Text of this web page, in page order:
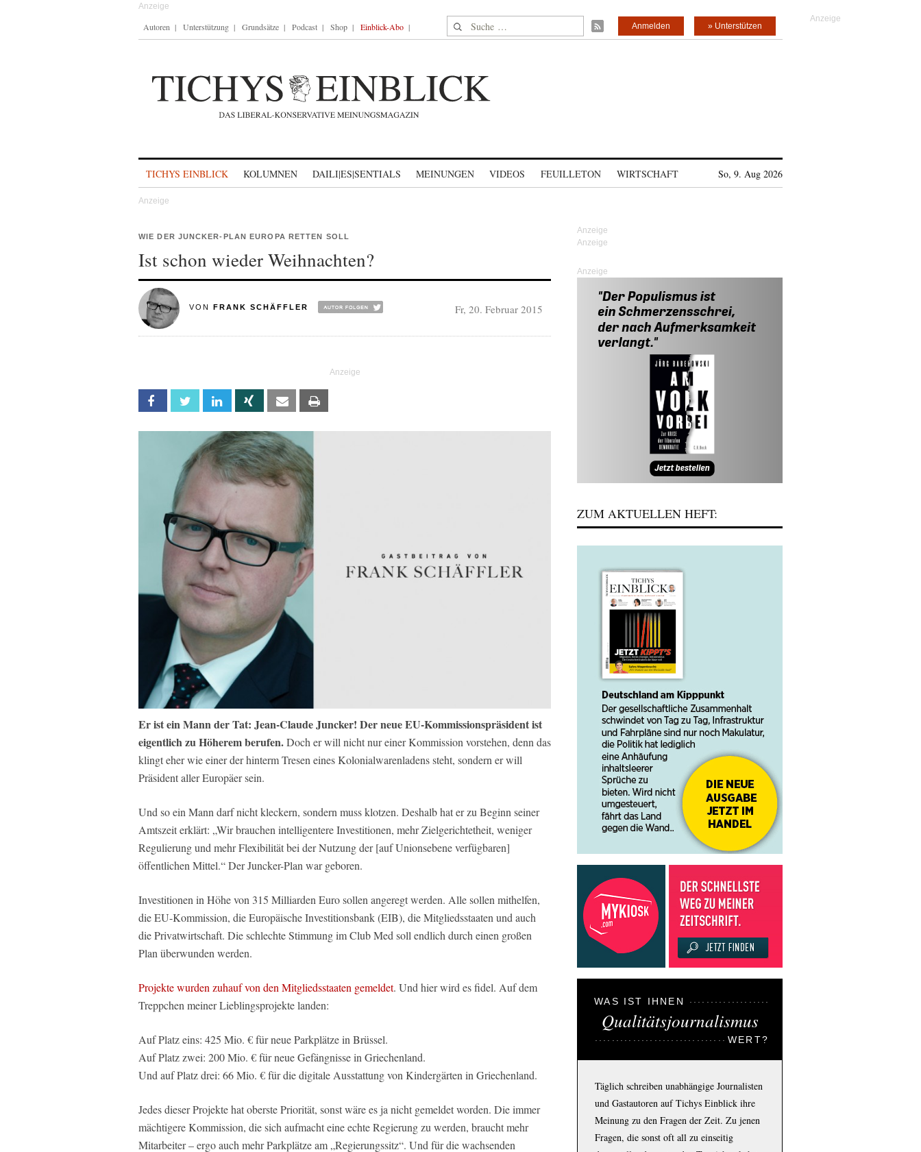
Autoren Unterstützung Grundsätze Podcast Shop Einblick-Abo Suche nach: » Unterstützen
Anmelden
TICHYS EINBLICK KOLUMNEN DAILI|ES|SENTIALS MEINUNGEN VIDEOS FEUILLETON WIRTSCHAFT So, 9. Aug 2026
WIE DER JUNCKER-PLAN EUROPA RETTEN SOLL
Ist schon wieder Weihnachten?
VON FRANK SCHÄFFLER Fr, 20. Februar 2015
Facebook Twitter Linkedin Xing Email
Er ist ein Mann der Tat: Jean-Claude Juncker! Der neue EU-Kommissionspräsident ist
eigentlich zu Höherem berufen.Doch er will nicht nur einer Kommission vorstehen, denn das
klingt eher wie einer der hinterm Tresen eines Kolonialwarenladens steht, sondern er will
Präsident aller Europäer sein.
Und so ein Mann darf nicht kleckern, sondern muss klotzen. Deshalb hat er zu Beginn seiner
Amtszeit erklärt: „Wir brauchen intelligentere Investitionen, mehr Zielgerichtetheit, weniger
Regulierung und mehr Flexibilität bei der Nutzung der [auf Unionsebene verfügbaren]
öffentlichen Mittel.“ Der Juncker-Plan war geboren.
Investitionen in Höhe von 315 Milliarden Euro sollen angeregt werden. Alle sollen mithelfen,
die EU-Kommission, die Europäische Investitionsbank (EIB), die Mitgliedsstaaten und auch
die Privatwirtschaft. Die schlechte Stimmung im Club Med soll endlich durch einen großen
Plan überwunden werden.
Projekte wurden zuhauf von den Mitgliedsstaaten gemeldet. Und hier wird es fidel. Auf dem
Treppchen meiner Lieblingsprojekte landen:
Auf Platz eins: 425 Mio. € für neue Parkplätze in Brüssel.
Auf Platz zwei: 200 Mio. € für neue Gefängnisse in Griechenland.
Und auf Platz drei: 66 Mio. € für die digitale Ausstattung von Kindergärten in Griechenland.
Jedes dieser Projekte hat oberste Priorität, sonst wäre es ja nicht gemeldet worden. Die immer
mächtigere Kommission, die sich aufmacht eine echte Regierung zu werden, braucht mehr
Mitarbeiter – ergo auch mehr Parkplätze am „Regierungssitz“. Und für die wachsenden
Anzeige
ZUM AKTUELLEN HEFT:
WAS IST IHNEN
Qualitätsjournalismus
WERT?
Täglich schreiben unabhängige Journalisten
und Gastautoren auf Tichys Einblick ihre
Meinung zu den Fragen der Zeit. Zu jenen
Fragen, die sonst oft all zu einseitig